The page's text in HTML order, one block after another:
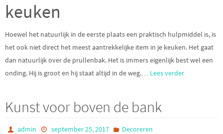
keuken
Hoewel het natuurlijk in de eerste plaats een praktisch hulpmiddel is, is
het ook niet direct het meest aantrekkelijke item in je keuken. Het gaat
dan natuurlijk over de prullenbak. Het is immers eigenlijk best wel een
onding. Hij is groot en hij staat altijd in de weg.… Lees verder
Kunst voor boven de bank
admin september 25, 2017 Decoreren